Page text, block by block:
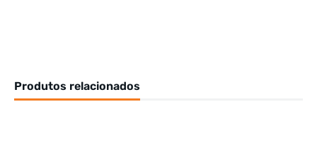
Produtos relacionados